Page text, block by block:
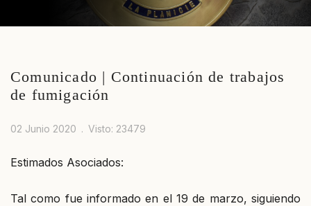
Comunicado | Continuación de trabajos
de fumigación
02 Junio 2020 Visto: 23479
Estimados Asociados:
Tal como fue informado en el 19 de marzo, siguiendo